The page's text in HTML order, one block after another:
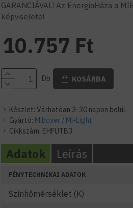
GARANCIÁVAL! Az EnergiaHáza a
képviselete!
Készlet: Várhatóan 3-30 napon belül.
Gyártó: Miboxer / Mi-Light
Cikkszám: EHFUTB3
10.757 Ft
Db KOSÁRBA
Adatok Leírás
FÉNYTECHNIKAI ADATOK
Színhőmérséklet (K)